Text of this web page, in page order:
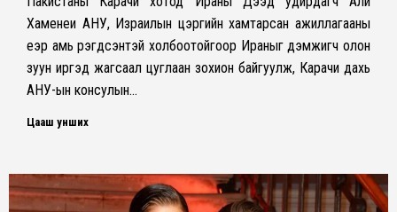
Хаменеи АНУ, Израилын цэргийн хамтарсан ажиллагааны
үеэр амь үрэгдсэнтэй холбоотойгоор Ираныг дэмжигч олон
зуун иргэд жагсаал цуглаан зохион байгуулж, Карачи дахь
АНУ-ын консулын…
Цааш унших